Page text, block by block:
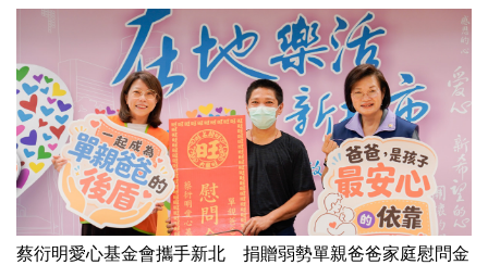
蔡衍明愛心基金會攜手新北 捐贈弱勢單親爸爸家庭慰問金